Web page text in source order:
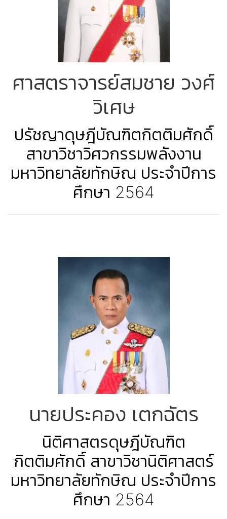
ศาสตราจารย์สมชาย วงศ์
วิเศษ
ปรัชญาดุษฎีบัณฑิตกิตติมศักดิ์
สาขาวิชาวิศวกรรมพลังงาน
มหาวิทยาลัยทักษิณ ประจำปีการ
ศึกษา 2564
นายประคอง เตกฉัตร
นิติศาสตรดุษฎีบัณฑิต
กิตติมศักดิ์ สาขาวิชานิติศาสตร์
มหาวิทยาลัยทักษิณ ประจำปีการ
ศึกษา 2564